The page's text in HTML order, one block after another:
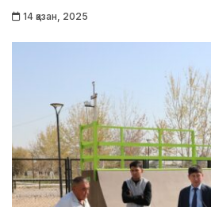
14 қазан, 2025